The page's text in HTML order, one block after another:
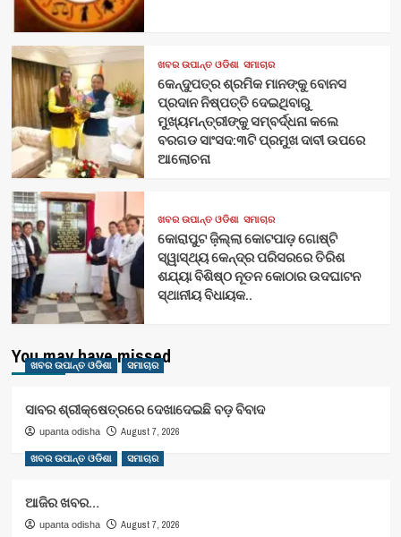
ଖବର ଉପାନ୍ତ ଓଡିଶା ସମାଚାର
କେନ୍ଦୁପତ୍ର ଶ୍ରମିକ ମାନଙ୍କୁ ବୋନସ
ପ୍ରଦାନ ନିଷ୍ପତ୍ତି ଦେଇଥିବାରୁ
ମୁଖ୍ୟମନ୍ତ୍ରୀଙ୍କୁ ସମ୍ବର୍ଦ୍ଧନା କଲେ
ବରଗଡ ସାଂସଦ:୩ଟି ପ୍ରମୁଖ ଦାବୀ ଉପରେ
ଆଲୋଚନା
ଖବର ଉପାନ୍ତ ଓଡିଶା ସମାଚାର
କୋରାପୁଟ ଜ଼ିଲ୍ଲା କୋଟପାଡ଼ ଗୋଷ୍ଟି
ସ୍ୱାସ୍ଥ୍ୟ କେନ୍ଦ୍ର ପରିସରରେ ତିରିଶ
ଶଯ୍ୟା ବିଶିଷ୍ଠ ନୂତନ କୋଠାର ଉଦଘାଟନ
ସ୍ଥାନୀୟ ବିଧାୟକ..
You may have missed
ଖବର ଉପାନ୍ତ ଓଡିଶା ସମାଚାର
ସାବର ଶ୍ରୀକ୍ଷେତ୍ରରେ ଦେଖାଦେଇଛି ବଡ଼ ବିବାଦ
upanta odisha August 7, 2026
ଖବର ଉପାନ୍ତ ଓଡିଶା ସମାଚାର
ଆଜିର ଖବର…
upanta odisha August 7, 2026